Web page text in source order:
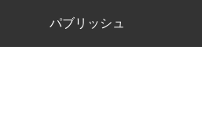
パブリッシュ